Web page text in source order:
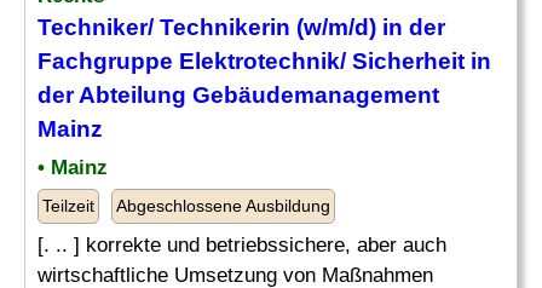
Techniker/ Technikerin (w/m/d) in der
Fachgruppe Elektrotechnik/ Sicherheit in
der Abteilung Gebäudemanagement
Mainz
• Mainz
Teilzeit Abgeschlossene Ausbildung
[. .. ] korrekte und betriebssichere, aber auch
wirtschaftliche Umsetzung von Maßnahmen